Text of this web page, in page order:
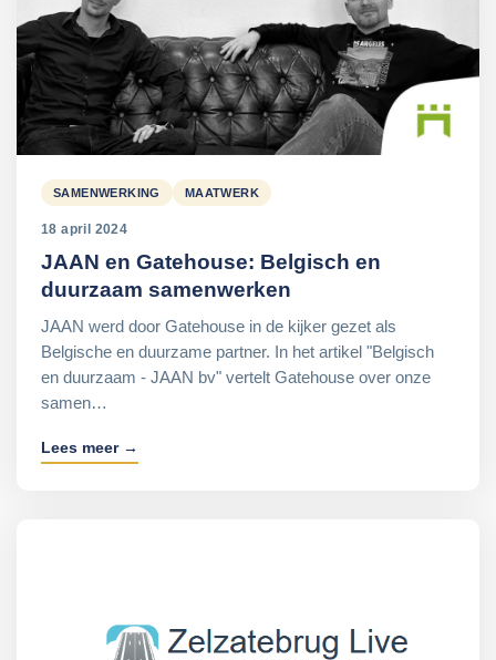
SAMENWERKING MAATWERK
18 april 2024
JAAN en Gatehouse: Belgisch en
duurzaam samenwerken
JAAN werd door Gatehouse in de kijker gezet als
Belgische en duurzame partner. In het artikel "Belgisch
en duurzaam - JAAN bv" vertelt Gatehouse over onze
samen…
Lees meer →